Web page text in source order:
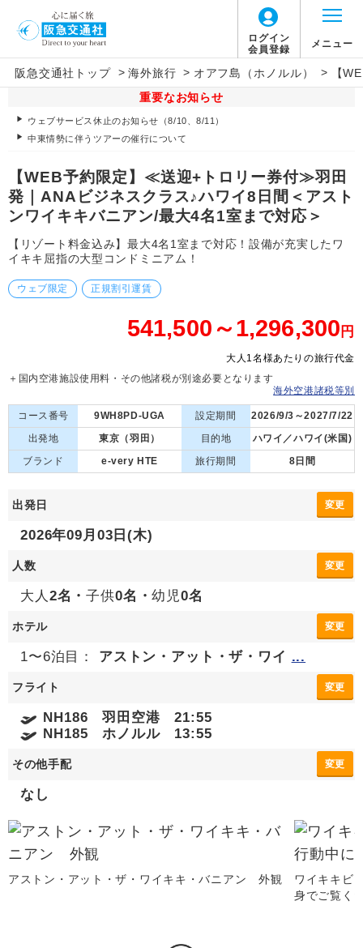
ログイン
会員登録
メニュー
阪急交通社トップ > 海外旅行 > オアフ島（ホノルル） >
【
重要なお知らせ
ウェブサービス休止のお知らせ（8/10、8/11）
中東情勢に伴うツアーの催行について
【WEB予約限定】≪送迎+トロリー券付≫羽田
発｜ANAビジネスクラス♪ハワイ8日間＜アスト
ンワイキキバニアン/最大4名1室まで対応＞
【リゾート料金込み】最大4名1室まで対応！設備が充実したワ
イキキ屈指の大型コンドミニアム！
ウェブ限定 正規割引運賃
541,500～1,296,300 円
大人1名様あたりの旅行代金
＋国内空港施設使用料・その他諸税が別途必要となります
海外空港諸税等別
コース番号 9WH8PD-UGA 設定期間
2026/9/3～2027/7/22
出発地
東京（羽田） 目的地
ハワイ／ハワイ(米国)
ブランド
e-very HTE 旅行期間 8日間
出発日 変更
2026年09月03日(木)
人数 変更
大人 2名・子供0名・幼児0名
ホテル 変更
1〜6泊目： アストン・アット・ザ・ワイ ...
フライト 変更
NH186 羽田空港 21:55
NH185 ホノルル 13:55
その他手配 変更
なし
アストン・アット・ザ・ワイキキ・バニアン 外観
ワイキキビ
身でご覧く